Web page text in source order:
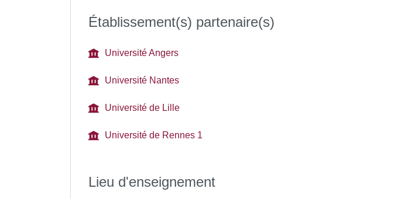
Établissement(s) partenaire(s)
Université Angers
Université Nantes
Université de Lille
Université de Rennes 1
Lieu d'enseignement